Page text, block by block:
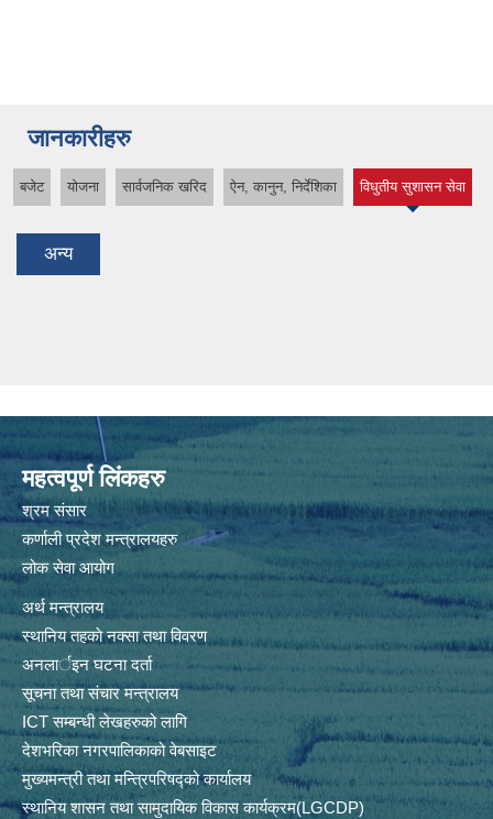
जानकारीहरु
बजेट योजना सार्वजनिक खरिद ऐन, कानुन, निर्देशिका विधुतीय सुशासन सेवा
(active tab)
अन्य
महत्वपूर्ण लिंकहरु
श्रम संसार
कर्णाली प्रदेश मन्त्रालयहरु
लोक सेवा आयोग
अर्थ मन्त्रालय
स्थानिय तहकाे नक्सा तथा विवरण
अनलार्इन घटना दर्ता
सूचना तथा संचार मन्त्रालय
ICT सम्बन्धी लेखहरुको लागि
देशभरिका नगरपालिकाको वेबसाइट
मुख्यमन्त्री तथा मन्त्रिपरिषद्को कार्यालय
स्थानिय शासन तथा सामुदायिक विकास कार्यक्रम(LGCDP)